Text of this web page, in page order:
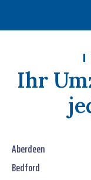
Ihr
Aberdeen
Bedford